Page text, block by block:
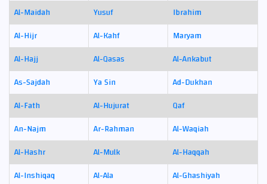
Al-Maidah
Yusuf
Ibrahim
Al-Hijr
Al-Kahf
Maryam
Al-Hajj
Al-Qasas
Al-Ankabut
As-Sajdah
Ya Sin
Ad-Dukhan
Al-Fath
Al-Hujurat
Qaf
An-Najm
Ar-Rahman
Al-Waqiah
Al-Hashr
Al-Mulk
Al-Haqqah
Al-Inshiqaq
Al-Ala
Al-Ghashiyah